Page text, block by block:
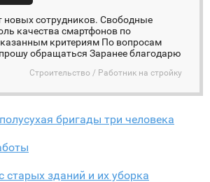
сотрудников. Свободные
качества смартфонов по
критериям По вопросам
обращаться Заранее благодарю
Строительство / Работник на стройку
бригады три человека
зданий и их уборка